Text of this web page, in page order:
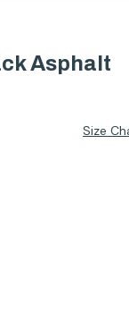
Asphalt
Size